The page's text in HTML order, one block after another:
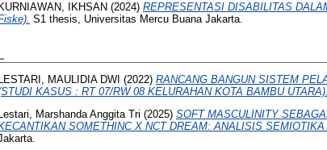
KURNIAWAN, IKHSAN (2024) REPRESENTASI DISABILITAS
S1 thesis, Universitas Mercu Buana Jakarta.
LESTARI, MAULIDIA DWI (2022) RANCANG BANGUN SISTEM
KASUS : RT 07/RW 08 KELURAHAN KOTA BAMBU UTARA).
Marshanda Anggita Tri (2025) SOFT MASCULINITY
SOMETHINC X NCT DREAM: ANALISIS SEMIOTIKA